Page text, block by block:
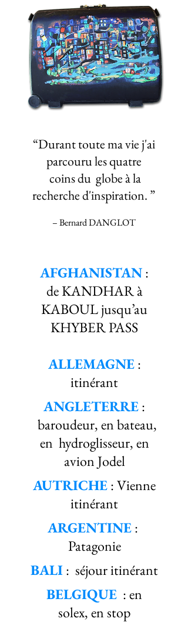
“Durant toute ma vie j'ai
parcouru les quatre
coins du globe à la
recherche d'inspiration. ”
– Bernard DANGLOT
AFGHANISTAN:
de KANDHAR à
KABOUL jusqu’au
KHYBER PASS
ALLEMAGNE:
itinérant
ANGLETERRE:
baroudeur, en bateau,
en hydroglisseur, en
avion Jodel
AUTRICHE: Vienne
itinérant
ARGENTINE:
Patagonie
BALI: séjour itinérant
BELGIQUE : en
solex, en stop